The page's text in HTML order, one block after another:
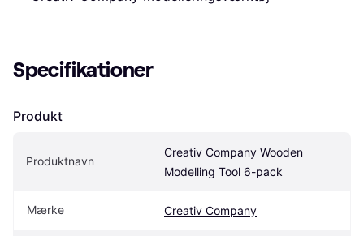
Specifikationer
Produkt
Produktnavn
Creativ Company Wooden
Modelling Tool 6-pack
Mærke Creativ Company